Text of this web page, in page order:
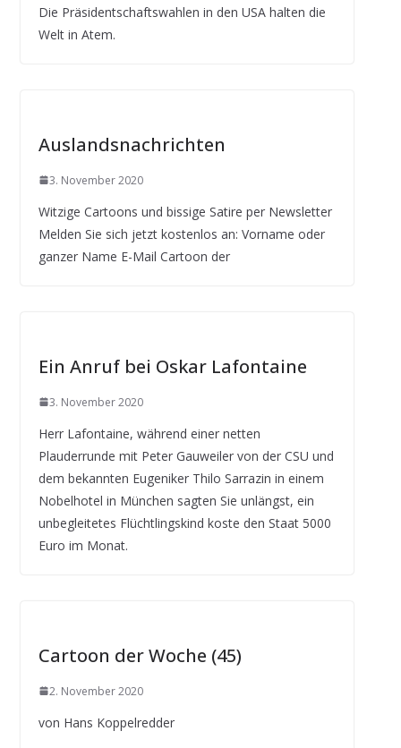
Die Präsidentschaftswahlen in den USA halten die
Welt in Atem.
Auslandsnachrichten
3. November 2020
Witzige Cartoons und bissige Satire per Newsletter
Melden Sie sich jetzt kostenlos an: Vorname oder
ganzer Name E-Mail Cartoon der
Ein Anruf bei Oskar Lafontaine
3. November 2020
Herr Lafontaine, während einer netten
Plauderrunde mit Peter Gauweiler von der CSU und
dem bekannten Eugeniker Thilo Sarrazin in einem
Nobelhotel in München sagten Sie unlängst, ein
unbegleitetes Flüchtlingskind koste den Staat 5000
Euro im Monat.
Cartoon der Woche (45)
2. November 2020
von Hans Koppelredder